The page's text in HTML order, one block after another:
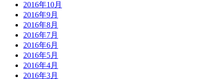
2016年10月
2016年9月
2016年8月
2016年7月
2016年6月
2016年5月
2016年4月
2016年3月